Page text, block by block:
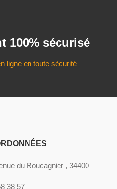
100% sécurisé
ligne en toute sécurité
du Roucagnier , 34400
38 57